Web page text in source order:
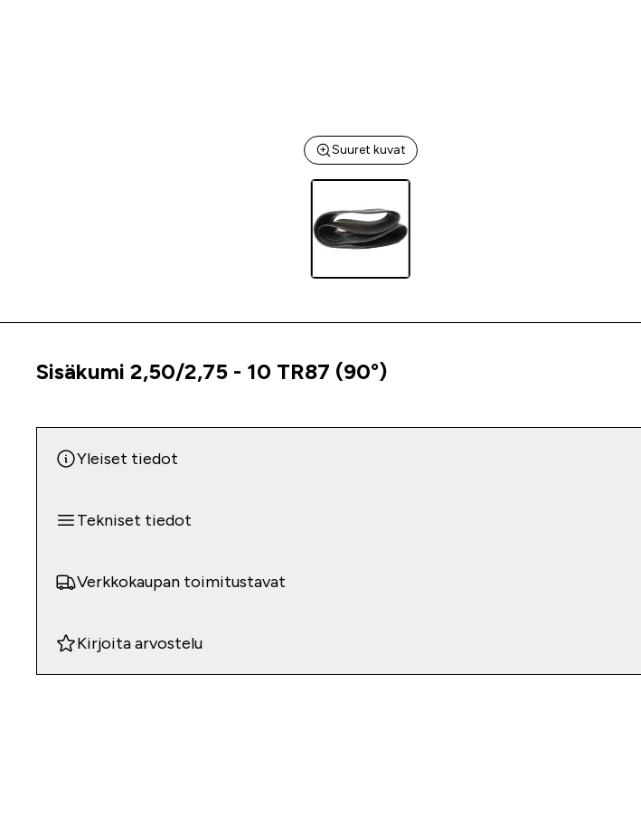
Suuret kuvat
Tuoteinfo
Sisäkumi 2,50/2,75 - 10 TR87 (90°)
Yleiset tiedot
Tekniset tiedot
Verkkokaupan toimitustavat
Kirjoita arvostelu